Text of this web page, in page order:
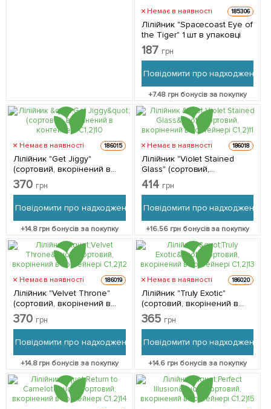
Немає в наявності 185306
Лілійник "Spacecoast Eye of
the Tiger" 1 шт в упаковці
187 грн
Повідомити про надходження
+7.48грн бонусів за покупку
Немає в наявності 186015
Лілійник "Get Jiggy"
(сортовий, вкорінений в
контейнері С1,2) 1
саджанець в упаковці
370 грн
Повідомити про надходження
+14.8грн бонусів за покупку
Немає в наявності 186018
Лілійник "Violet Stained
Glass" (сортовий,
вкорінений в контейнері
С1,2) 1 саджанець в
414 грн
Повідомити про надходження
+16.56грн бонусів за покупку
Немає в наявності 186019
Лілійник "Velvet Throne"
(сортовий, вкорінений в
контейнері С1,2) 1
саджанець в упаковці
370 грн
Повідомити про надходження
+14.8грн бонусів за покупку
Немає в наявності 186020
Лілійник "Truly Exotic"
(сортовий, вкорінений в
контейнері С1,2) 1
саджанець в упаковці
365 грн
Повідомити про надходження
+14.6 грн бонусів за покупку